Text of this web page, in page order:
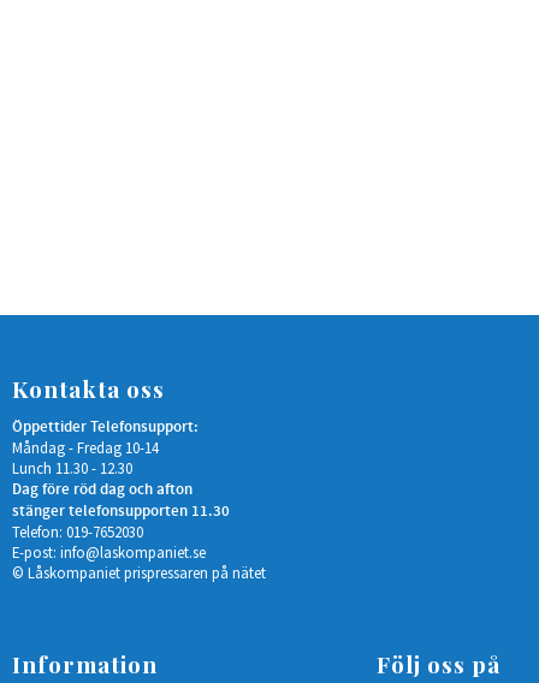
Kontakta oss
Öppettider Telefonsupport:
Måndag - Fredag 10-14
Lunch 11.30 - 12.30
Dag före röd dag och afton
stänger telefonsupporten 11.30
Telefon: 019-7652030
E-post: info@laskompaniet.se
© Låskompaniet prispressaren på nätet
Information Följ oss på